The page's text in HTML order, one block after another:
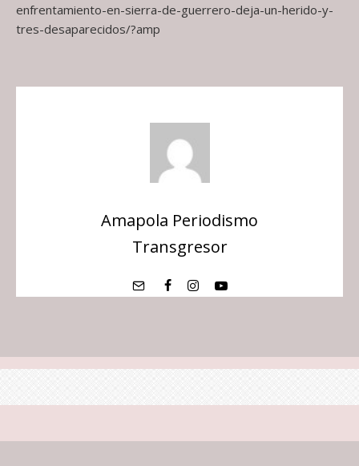
enfrentamiento-en-sierra-de-guerrero-deja-un-herido-y-
tres-desaparecidos/?amp
Amapola Periodismo
Transgresor